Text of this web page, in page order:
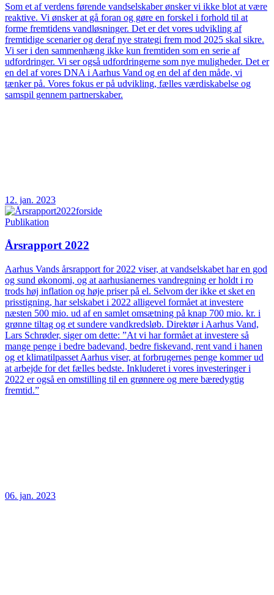
Som et af verdens førende vandselskaber ønsker vi ikke blot at være
reaktive. Vi ønsker at gå foran og gøre en forskel i forhold til at
forme fremtidens vandløsninger. Det er det vores udvikling af
fremtidige scenarier og deraf nye strategi frem mod 2025 skal sikre.
Vi ser i den sammenhæng ikke kun fremtiden som en serie af
udfordringer. Vi ser også udfordringerne som nye muligheder. Det er
en del af vores DNA i Aarhus Vand og en del af den måde, vi
tænker på. Vores fokus er på udvikling, fælles værdiskabelse og
samspil gennem partnerskaber.
12. jan. 2023
Publikation
Årsrapport 2022
Aarhus Vands årsrapport for 2022 viser, at vandselskabet har en god
og sund økonomi, og at aarhusianernes vandregning er holdt i ro
trods høj inflation og høje priser på el. Selvom der ikke et sket en
prisstigning, har selskabet i 2022 alligevel formået at investere
næsten 500 mio. ud af en samlet omsætning på knap 700 mio. kr. i
grønne tiltag og et sundere vandkredsløb. Direktør i Aarhus Vand,
Lars Schrøder, siger om dette: ”At vi har formået at investere så
mange penge i bedre badevand, bedre fiskevand, rent vand i hanen
og et klimatilpasset Aarhus viser, at forbrugernes penge kommer ud
at arbejde for det fælles bedste. Inkluderet i vores investeringer i
2022 er også en omstilling til en grønnere og mere bæredygtig
fremtid.”
06. jan. 2023